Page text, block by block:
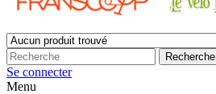
Recherche
Se connecter
Menu